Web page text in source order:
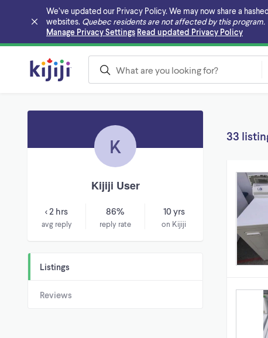
We’ve updated our Privacy Policy. We may now share a
websites. Quebec residents are not affected by this program.
Manage Privacy Settings Read updated Privacy Policy
Skip to main content
K
Kijiji User
< 2 hrs
avg reply
86%
reply rate
10 yrs
on Kijiji
Listings
Reviews
33